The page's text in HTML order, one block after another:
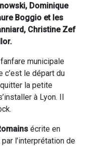
Dominique
Boggio et les
Christine Zef
municipale
c’est le départ du
la petite
à Lyon. Il
écrite en
l’interprétation de